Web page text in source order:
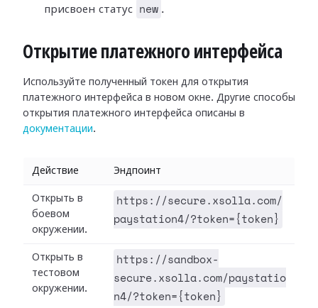
присвоен статус
new .
Открытие платежного интерфейса
Используйте полученный токен для открытия
платежного интерфейса в новом окне. Другие способы
открытия платежного интерфейса описаны в
документации.
Действие Эндпоинт
Открыть в
боевом
окружении.
https://secure.xsolla.com/
paystation4/?token={token}
Открыть в
тестовом
окружении.
https://sandbox-
secure.xsolla.com/paystatio
n4/?token={token}